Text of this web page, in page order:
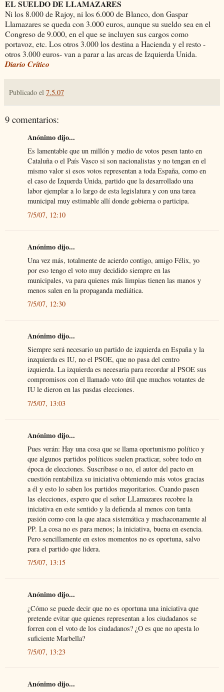
EL SUELDO DE LLAMAZARES
Ni los 8.000 de Rajoy, ni los 6.000 de Blanco, don Gaspar
Llamazares se queda con 3.000 euros, aunque su sueldo sea en el
Congreso de 9.000, en el que se incluyen sus cargos como
portavoz, etc. Los otros 3.000 los destina a Hacienda y el resto -
otros 3.000 euros- van a parar a las arcas de Izquierda Unida.
Diario Crítico
Publicado el 7.5.07
9 comentarios:
Anónimo dijo...
Es lamentable que un millón y medio de votos pesen tanto en
Cataluña o el País Vasco si son nacionalistas y no tengan en el
mismo valor si esos votos representan a toda España, como en
el caso de Izquerda Unida, partido que la desarrollado una
labor ejemplar a lo largo de esta legislatura y con una tarea
municipal muy estimable allí donde gobierna o participa.
7/5/07, 12:10
Anónimo dijo...
Una vez más, totalmente de acierdo contigo, amigo Félix, yo
por eso tengo el voto muy decidido siempre en las
municipales, va para quienes más limpias tienen las manos y
menos salen en la propaganda mediática.
7/5/07, 12:30
Anónimo dijo...
Siempre será necesario un partido de izquierda en España y la
inzquierda es IU, no el PSOE, que no pasa del centro
izquierda. La izquierda es necesaria para recordar al PSOE sus
compromisos con el llamado voto útil que muchos votantes de
IU le dieron en las pasdas elecciones.
7/5/07, 13:03
Anónimo dijo...
Pues verán: Hay una cosa que se llama oportunismo político y
que algunos partidos políticos suelen practicar, sobre todo en
época de elecciones. Suscríbase o no, el autor del pacto en
cuestión rentabiliza su iniciativa obteniendo más votos gracias
a él y esto lo saben los partidos mayoritarios. Cuando pasen
las elecciones, espero que el señor LLamazares recobre la
iniciativa en este sentido y la defienda al menos con tanta
pasión como con la que ataca sistemática y machaconamente al
PP. La cosa no es para menos; la iniciativa, buena en esencia.
Pero sencillamente en estos momentos no es oportuna, salvo
para el partido que lidera.
7/5/07, 13:15
Anónimo dijo...
¿Cómo se puede decir que no es oportuna una iniciativa que
pretende evitar que quienes representan a los ciudadanos se
forren con el voto de los ciudadanos? ¿O es que no apesta lo
suficiente Marbella?
7/5/07, 13:23
Anónimo dijo...